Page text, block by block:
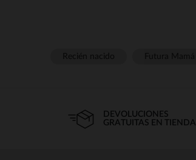
DEVOLUCIONES
GRATUITAS EN TIENDA